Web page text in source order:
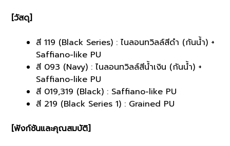
[วัสดุ]
สี 119 (Black Series) : ไนลอนทวิลล์สีดำ (กันน้ำ) +
Saffiano-like PU
สี 093 (Navy) : ไนลอนทวิลล์สีน้ำเงิน (กันน้ำ) +
Saffiano-like PU
สี 019,319 (Black) : Saffiano-like PU
สี 219 (Black Series 1) : Grained PU
[ฟังก์ชันและคุณสมบัติ]